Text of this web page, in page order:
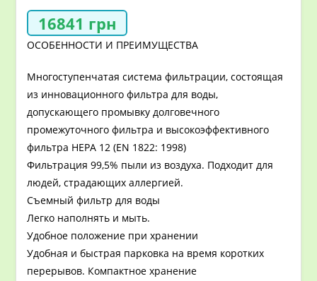
16841 грн
ОСОБЕННОСТИ И ПРЕИМУЩЕСТВА
Многоступенчатая система фильтрации, состоящая
из инновационного фильтра для воды,
допускающего промывку долговечного
промежуточного фильтра и высокоэффективного
фильтра HEPA 12 (EN 1822: 1998)
Фильтрация 99,5% пыли из воздуха. Подходит для
людей, страдающих аллергией.
Съемный фильтр для воды
Легко наполнять и мыть.
Удобное положение при хранении
Удобная и быстрая парковка на время коротких
перерывов. Компактное хранение